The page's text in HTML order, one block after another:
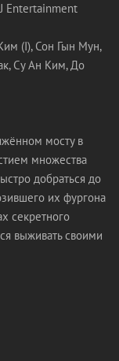
Entertainment
(I), Сон Гын Мун,
Су Ан Ким, До
мосту в
множества
добраться до
их фургона
секретного
выживать своими